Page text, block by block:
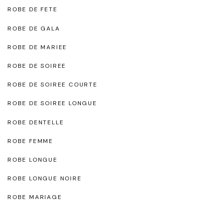
ROBE DE FETE
ROBE DE GALA
ROBE DE MARIEE
ROBE DE SOIREE
ROBE DE SOIREE COURTE
ROBE DE SOIREE LONGUE
ROBE DENTELLE
ROBE FEMME
ROBE LONGUE
ROBE LONGUE NOIRE
ROBE MARIAGE